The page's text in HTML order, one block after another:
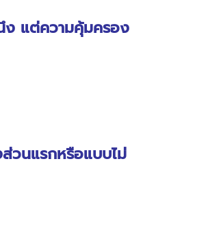
ง แต่ความคุ้มครอง
วนแรกหรือแบบไม่